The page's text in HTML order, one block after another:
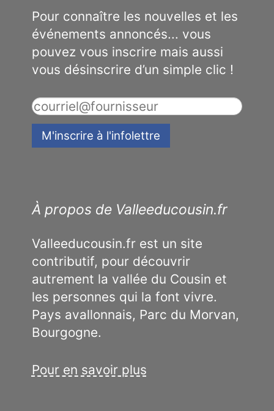
Pour connaître les nouvelles et les
événements annoncés... vous
pouvez vous inscrire mais aussi
vous désinscrire d’un simple clic !
À propos de Valleeducousin.fr
Valleeducousin.fr est un site
contributif, pour découvrir
autrement la vallée du Cousin et
les personnes qui la font vivre.
Pays avallonnais, Parc du Morvan,
Bourgogne.
Pour en savoir plus